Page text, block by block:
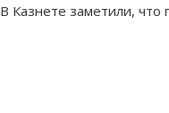
В Казнете заметили, что